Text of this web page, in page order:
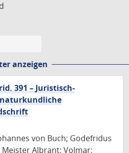
anzeigen
391 – Juristisch-
von Buch; Godefridus
Meister Albrant; Volmar;